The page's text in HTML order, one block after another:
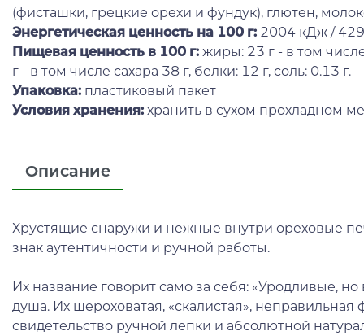
(фисташки, грецкие орехи и фундук), глютен,
Энергетическая ценность на 100 г: 2004 кДж / 429
Пищевая ценность в 100 г: жиры: 23 г - в том
г - в том числе сахара 38 г, белки: 12 г, соль: 0.13 г.
Упаковка: пластиковый пакет
Условия хранения: хранить в сухом прохладном
Описание
Хрустящие снаружи и нежные внутри ореховые
знак аутентичности и ручной работы.
Их название говорит само за себя: «Уродливые,
душа. Их шероховатая, «скалистая», неправильная
свидетельство ручной лепки и абсолютной